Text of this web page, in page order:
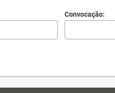
Convocação: